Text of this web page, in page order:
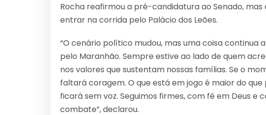
Rocha reafirmou a pré-candidatura ao Senado,
entrar na corrida pelo Palácio dos Leões.
“O cenário político mudou, mas uma coisa continua
pelo Maranhão. Sempre estive ao lado de quem
nos valores que sustentam nossas famílias. Se o
faltará coragem. O que está em jogo é maior do
ficará sem voz. Seguimos firmes, com fé em Deus e
combate”, declarou.